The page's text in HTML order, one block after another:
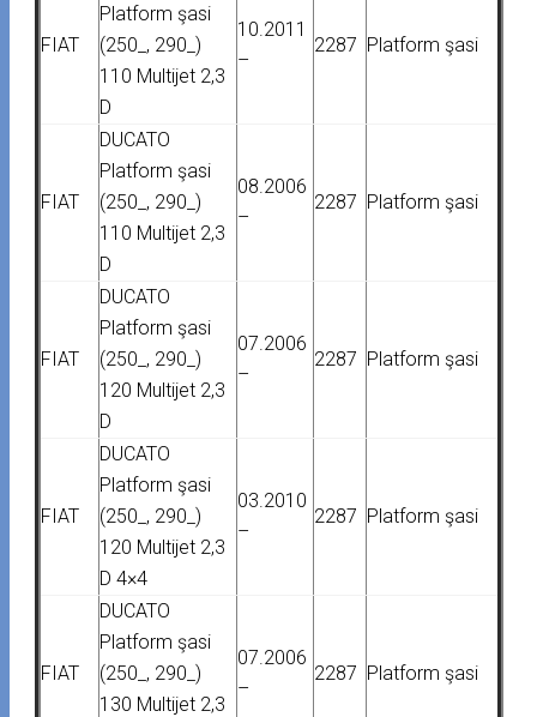
FIAT
Platform şasi
(250_, 290_)
110 Multijet 2,3
D
10.2011
–
2287 Platform şasi
FIAT
DUCATO
Platform şasi
(250_, 290_)
110 Multijet 2,3
D
08.2006
–
2287 Platform şasi
FIAT
DUCATO
Platform şasi
(250_, 290_)
120 Multijet 2,3
D
07.2006
–
2287 Platform şasi
FIAT
DUCATO
Platform şasi
(250_, 290_)
120 Multijet 2,3
D 4×4
03.2010
–
2287 Platform şasi
FIAT
DUCATO
Platform şasi
(250_, 290_)
130 Multijet 2,3
07.2006
–
2287 Platform şasi